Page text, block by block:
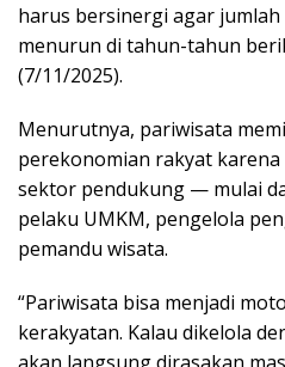
harus bersinergi agar
menurun di tahun-tahun
(7/11/2025).
Menurutnya, pariwisata
perekonomian rakyat
sektor pendukung — mulai
pelaku UMKM, pengelola
pemandu wisata.
“Pariwisata bisa menjadi
kerakyatan. Kalau dikelola